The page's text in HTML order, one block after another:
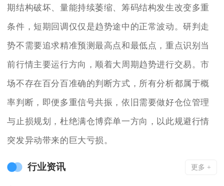
期结构破坏、量能持续萎缩、筹码结构发生改变多重
条件，短期回调仅仅是趋势途中的正常波动。研判走
势不需要追求精准预测最高点和最低点，重点识别当
前行情主要运行方向，顺着大周期趋势进行交易。市
场不存在百分百准确的判断方式，所有分析都属于概
率判断，即便多重信号共振，依旧需要做好仓位管理
与止损规划，杜绝满仓博弈单一方向，以此规避行情
突发异动带来的巨大亏损。
行业资讯 更多 +